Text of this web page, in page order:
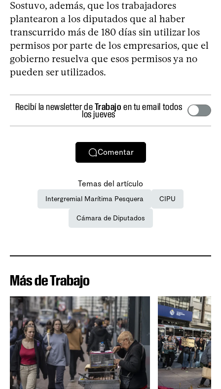
Sostuvo, además, que los trabajadores
plantearon a los diputados que al haber
transcurrido más de 180 días sin utilizar los
permisos por parte de los empresarios, que el
gobierno resuelva que esos permisos ya no
pueden ser utilizados.
Recibí la newsletter deTrabajo en tu email todos
los jueves
Comentar
Temas del artículo
Intergremial Marítima Pesquera CIPU
Cámara de Diputados
Más de Trabajo